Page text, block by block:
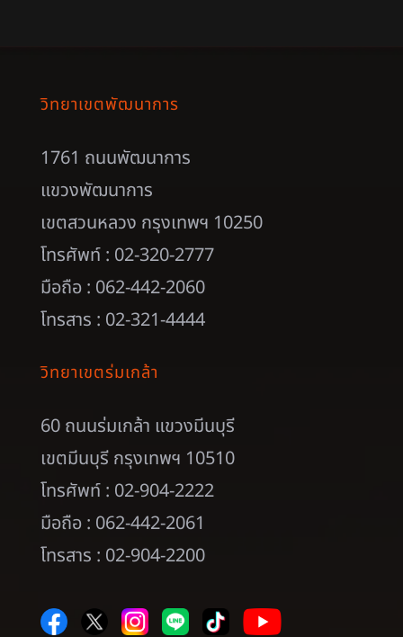
วิทยาเขตพัฒนาการ
1761 ถนนพัฒนาการ
แขวงพัฒนาการ
เขตสวนหลวง กรุงเทพฯ 10250
โทรศัพท์ : 02-320-2777
มือถือ : 062-442-2060
โทรสาร : 02-321-4444
วิทยาเขตร่มเกล้า
60 ถนนร่มเกล้า แขวงมีนบุรี
เขตมีนบุรี กรุงเทพฯ 10510
โทรศัพท์ : 02-904-2222
มือถือ : 062-442-2061
โทรสาร : 02-904-2200